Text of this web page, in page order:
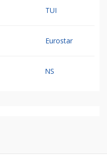
TUI
Eurostar
NS